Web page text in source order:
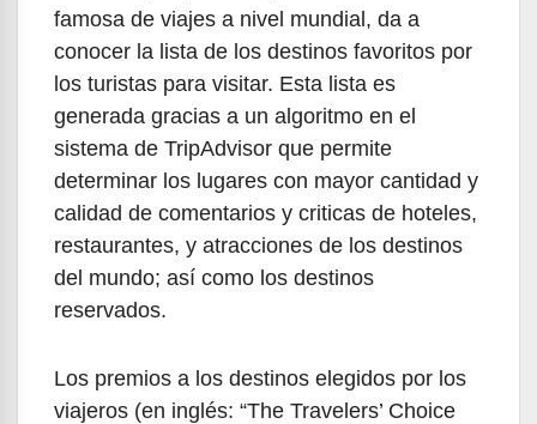
famosa de viajes a nivel mundial, da a
conocer la lista de los destinos favoritos por
los turistas para visitar. Esta lista es
generada gracias a un algoritmo en el
sistema de TripAdvisor que permite
determinar los lugares con mayor cantidad y
calidad de comentarios y criticas de hoteles,
restaurantes, y atracciones de los destinos
del mundo; así como los destinos
reservados.
Los premios a los destinos elegidos por los
viajeros (en inglés: “The Travelers’ Choice